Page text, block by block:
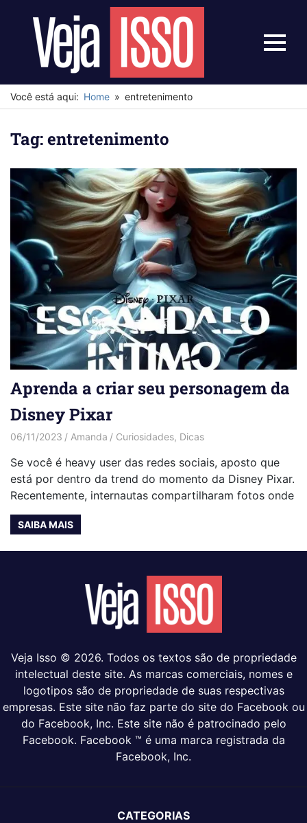
content
Veja
Isso
Menu
Você está aqui: Home entretenimento
Tag:entretenimento
Aprenda a criar seu personagem da
Disney Pixar
06/11/2023 Amanda Curiosidades, Dicas
Se você é heavy user das redes sociais, aposto que
está por dentro da trend do momento da Disney Pixar.
Recentemente, internautas compartilharam fotos onde
SAIBA MAIS
Veja Isso © 2026. Todos os textos são de propriedade
intelectual deste site. As marcas comerciais, nomes e
logotipos são de propriedade de suas respectivas
empresas. Este site não faz parte do site do Facebook ou
do Facebook, Inc. Este site não é patrocinado pelo
Facebook. Facebook ™ é uma marca registrada da
Facebook, Inc.
CATEGORIAS